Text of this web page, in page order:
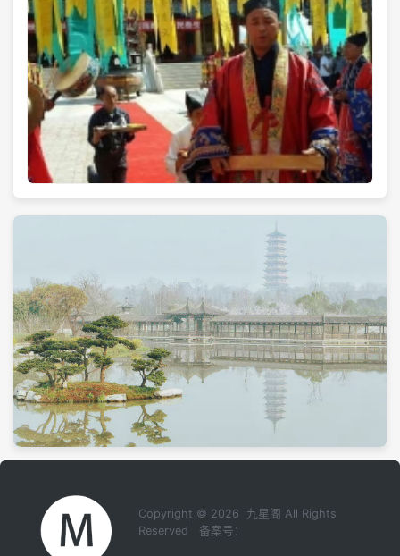
Copyright © 2026 九星阁 All Rights
Reserved 备案号：